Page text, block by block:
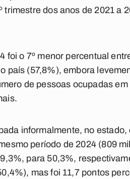
trimestre dos anos de 2021 a
foi o 7º menor percentual
país (57,8%), embora
de pessoas ocupadas
informalmente, no
período de 2024 (809
para 50,3%,
mas foi 11,7 pontos